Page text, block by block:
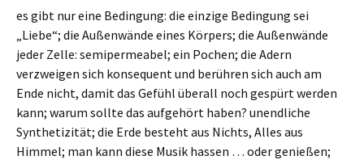
es gibt nur eine Bedingung: die einzige Bedingung sei
„Liebe“; die Außenwände eines Körpers; die Außenwände
jeder Zelle: semipermeabel; ein Pochen; die Adern
verzweigen sich konsequent und berühren sich auch am
Ende nicht, damit das Gefühl überall noch gespürt werden
kann; warum sollte das aufgehört haben? unendliche
Synthetizität; die Erde besteht aus Nichts, Alles aus
Himmel; man kann diese Musik hassen … oder genießen;